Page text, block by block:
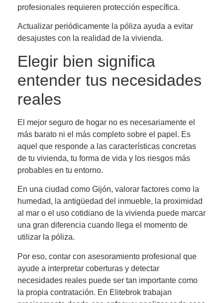
profesionales requieren protección específica.
Actualizar periódicamente la póliza ayuda a evitar
desajustes con la realidad de la vivienda.
Elegir bien significa
entender tus necesidades
reales
El mejor seguro de hogar no es necesariamente el
más barato ni el más completo sobre el papel. Es
aquel que responde a las características concretas
de tu vivienda, tu forma de vida y los riesgos más
probables en tu entorno.
En una ciudad como Gijón, valorar factores como la
humedad, la antigüedad del inmueble, la proximidad
al mar o el uso cotidiano de la vivienda puede marcar
una gran diferencia cuando llega el momento de
utilizar la póliza.
Por eso, contar con asesoramiento profesional que
ayude a interpretar coberturas y detectar
necesidades reales puede ser tan importante como
la propia contratación. En Elitebrok trabajan